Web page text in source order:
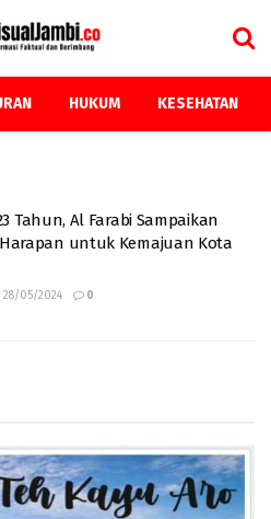
HUKUM KESEHATAN
Tahun, Al Farabi Sampaikan
untuk Kemajuan Kota
28/05/2024 0